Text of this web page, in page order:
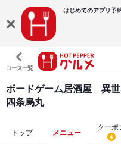
はじめてのアプリ予
コース一覧
ボードゲーム居酒屋 異
四条烏丸
トップ メニュー
クーポ
4